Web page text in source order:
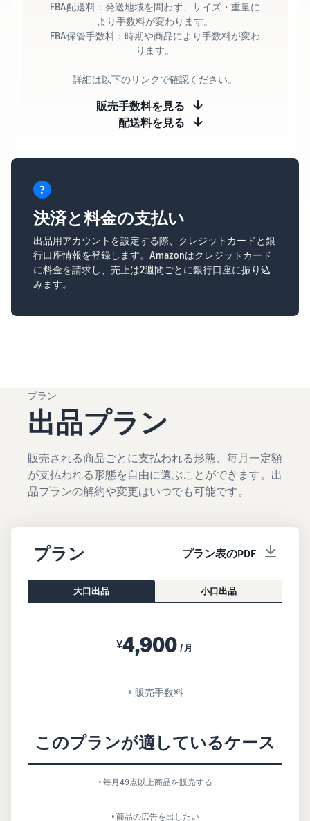
FBA配送料：発送地域を問わず、サイズ・重量に
より手数料が変わります。
FBA保管手数料：時期や商品により手数料が変わ
ります。
詳細は以下のリンクで確認ください。
販売手数料を見る
配送料を見る
決済と料金の支払い
出品用アカウントを設定する際、クレジットカードと銀
行口座情報を登録します。Amazonはクレジットカード
に料金を請求し、売上は2週間ごとに銀行口座に振り込
みます。
プラン
出品プラン
販売される商品ごとに支払われる形態、毎月一定額
が支払われる形態を自由に選ぶことができます。出
品プランの解約や変更はいつでも可能です。
プラン プラン表のPDF
大口出品 小口出品
¥4,900 /月
+ 販売手数料
このプランが適しているケース
• 毎月49点以上商品を販売する
• 商品の広告を出したい